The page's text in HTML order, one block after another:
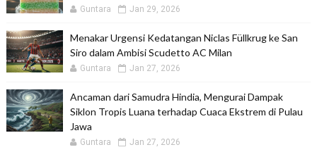
Guntara Jan 29, 2026
Menakar Urgensi Kedatangan Niclas Füllkrug ke San
Siro dalam Ambisi Scudetto AC Milan
Guntara Jan 27, 2026
Ancaman dari Samudra Hindia, Mengurai Dampak
Siklon Tropis Luana terhadap Cuaca Ekstrem di Pulau
Jawa
Guntara Jan 27, 2026